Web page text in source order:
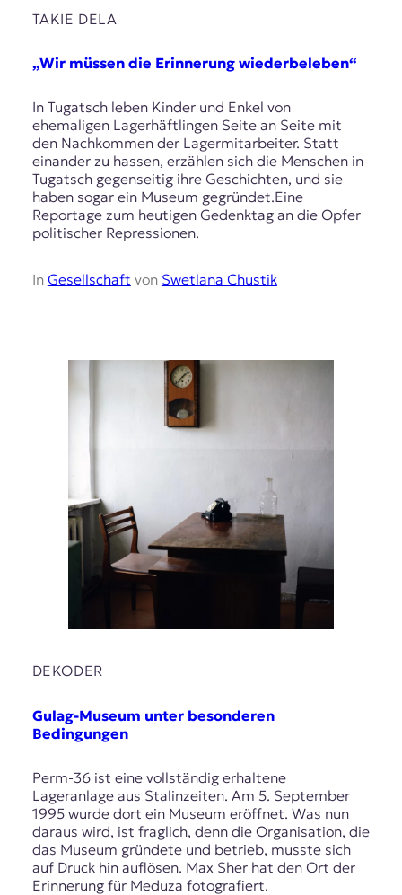
TAKIE DELA
„Wir müssen die Erinnerung wiederbeleben“
In Tugatsch leben Kinder und Enkel von
ehemaligen Lagerhäftlingen Seite an Seite mit
den Nachkommen der Lagermitarbeiter. Statt
einander zu hassen, erzählen sich die Menschen in
Tugatsch gegenseitig ihre Geschichten, und sie
haben sogar ein Museum gegründet.Eine
Reportage zum heutigen Gedenktag an die Opfer
politischer Repressionen.
In Gesellschaft von Swetlana Chustik
DEKODER
Gulag-Museum unter besonderen
Bedingungen
Perm-36 ist eine vollständig erhaltene
Lageranlage aus Stalinzeiten. Am 5. September
1995 wurde dort ein Museum eröffnet. Was nun
daraus wird, ist fraglich, denn die Organisation, die
das Museum gründete und betrieb, musste sich
auf Druck hin auflösen. Max Sher hat den Ort der
Erinnerung für Meduza fotografiert.